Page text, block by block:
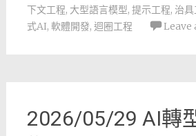
下文工程, 大型語言模型, 提示工程, 治
式AI, 軟體開發, 迴圈工程 Leave
2026/05/29 AI轉